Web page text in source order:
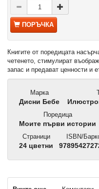
ПОРЪЧКА
Книгите от поредицата
четенето, стимулират
запас и предават ценности и
Марка
Дисни Бебе
Поредица
Моите първи истории
Страници
24 цветни
ISBN/